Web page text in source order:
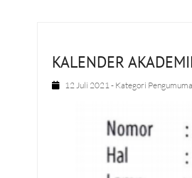
KALENDER
12 Juli 2021- Kategori